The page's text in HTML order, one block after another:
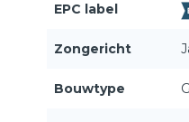
EPC label
Zongericht
Bouwtype